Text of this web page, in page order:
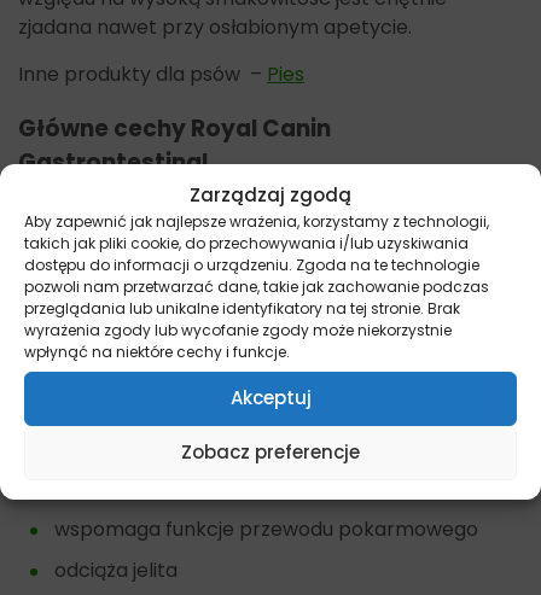
Zarządzaj zgodą
Aby zapewnić jak najlepsze wrażenia, korzystamy z technologii,
takich jak pliki cookie, do przechowywania i/lub uzyskiwania
dostępu do informacji o urządzeniu. Zgoda na te technologie
pozwoli nam przetwarzać dane, takie jak zachowanie podczas
przeglądania lub unikalne identyfikatory na tej stronie. Brak
wyrażenia zgody lub wycofanie zgody może niekorzystnie
wpłynąć na niektóre cechy i funkcje.
Akceptuj
Zobacz preferencje
zjadana nawet przy osłabionym apetycie.
Inne produkty dla psów – Pies
Główne cechy Royal Canin
Gastrontestinal
zwiększony poziom energii
wysokostrawne składniki
większy poziom elektrolitów
opracowana kombinacja włókna pokarmowego
prebiotyki MOS i FOS
antyoksydanty.
wspomaga funkcje przewodu pokarmowego
odciąża jelita